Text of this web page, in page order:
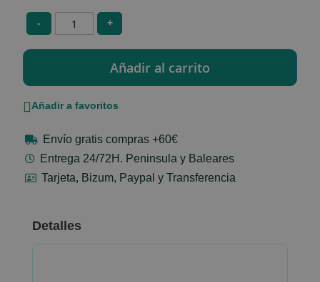
- +
Añadir a favoritos
Envío gratis compras +60€
Entrega 24/72H. Peninsula y Baleares
Tarjeta, Bizum, Paypal y Transferencia
Detalles